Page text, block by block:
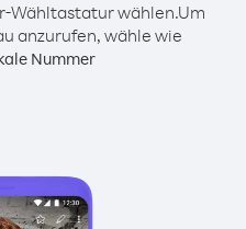
Wähltastatur wählen.Um
anzurufen, wähle wie
Nummer